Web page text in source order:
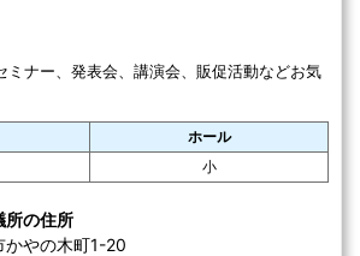
ミナー、発表会、講演会、販促活動などお気
ホール
小
所の住所
かやの木町1-20